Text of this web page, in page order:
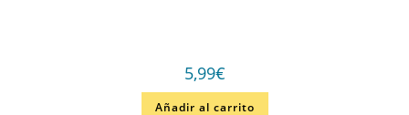
5,99€
Añadir al carrito